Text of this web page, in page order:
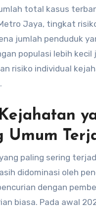
total kasus
Jaya, tingkat
jumlah penduduk
populasi lebih kecil
risiko individual
Umum
paling sering
didominasi oleh
dengan
biasa. Pada awal